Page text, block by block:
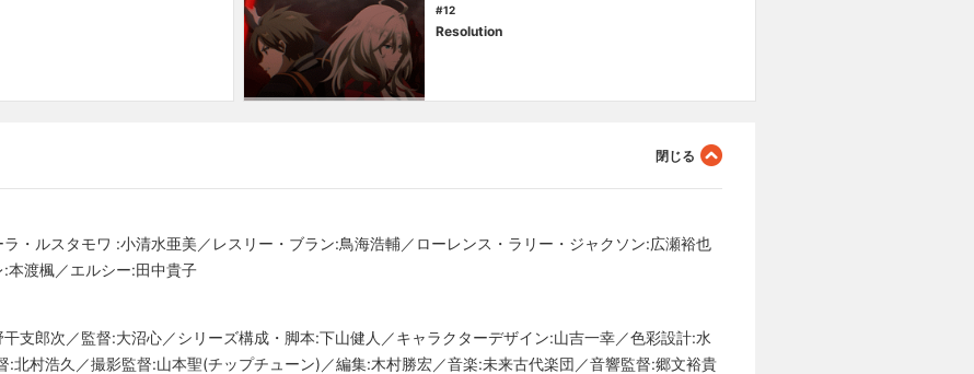
#12
Resolution
・ルスタモワ :小清水亜美／レスリー・ブラン:鳥海浩輔／ローレンス・ラリー・ジャクソン:広瀬裕也
本渡楓／エルシー:田中貴子
支郎次／監督:大沼心／シリーズ構成・脚本:下山健人／キャラクターデザイン:山吉一幸／色彩設計:水
:北村浩久／撮影監督:山本聖(チップチューン)／編集:木村勝宏／音楽:未来古代楽団／音響監督:郷文裕貴